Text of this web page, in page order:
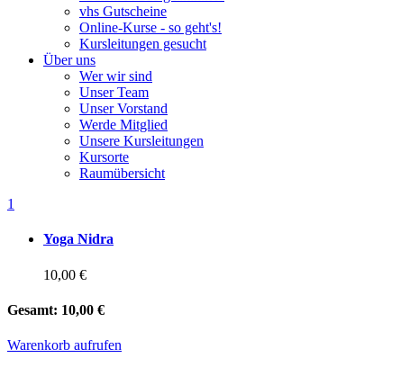
vhs Gutscheine
Online-Kurse - so geht's!
Kursleitungen gesucht
Über uns
Wer wir sind
Unser Team
Unser Vorstand
Werde Mitglied
Unsere Kursleitungen
Kursorte
Raumübersicht
1
Yoga Nidra
10,00 €
Gesamt: 10,00 €
Warenkorb aufrufen